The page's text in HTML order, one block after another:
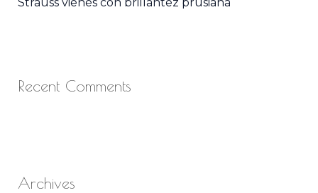
Recent Comments
Archives